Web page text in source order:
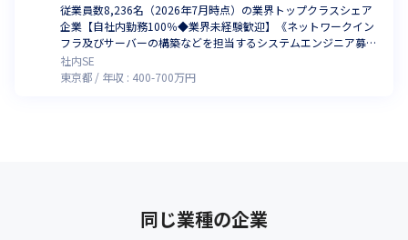
従業員数8,236名（2026年7月時点）の業界トップクラスシェア
企業【⾃社内勤務100％◆業界未経験歓迎】《ネットワークイン
フラ及びサーバーの構築などを担当するシステムエンジニア募
集》
社内SE
東京都
年収 : 400-700万円
同じ業種の企業